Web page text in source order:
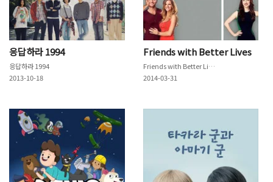
응답하라 1994
응답하라 1994
2013-10-18
Friends with Better Lives
Friends with Better Lives
2014-03-31